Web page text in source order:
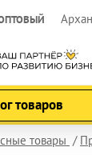
товаров
товары